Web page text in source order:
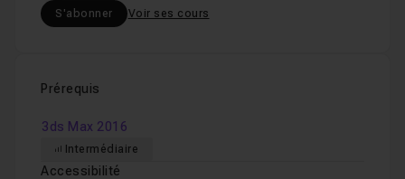
S'abonner Voir ses cours
Prérequis
3ds Max 2016
Intermédiaire
Accessibilité